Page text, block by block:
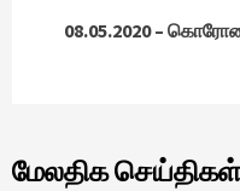
08.05.2020 –
மேலதிக செய்திகள்